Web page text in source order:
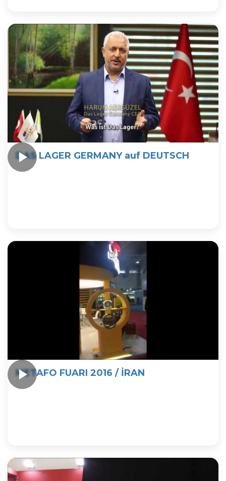
DAS LAGER GERMANY auf DEUTSCH
METAFO FUARI 2016 / İRAN